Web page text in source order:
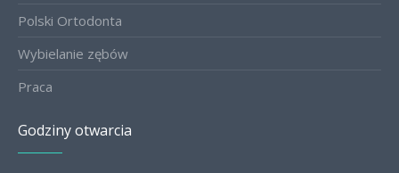
Polski Ortodonta
Wybielanie zębów
Praca
Godziny otwarcia